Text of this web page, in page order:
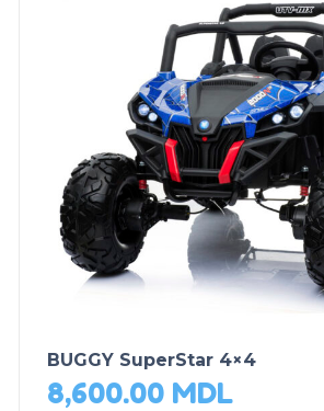
BUGGY SuperStar 4×4
8,600.00 MDL